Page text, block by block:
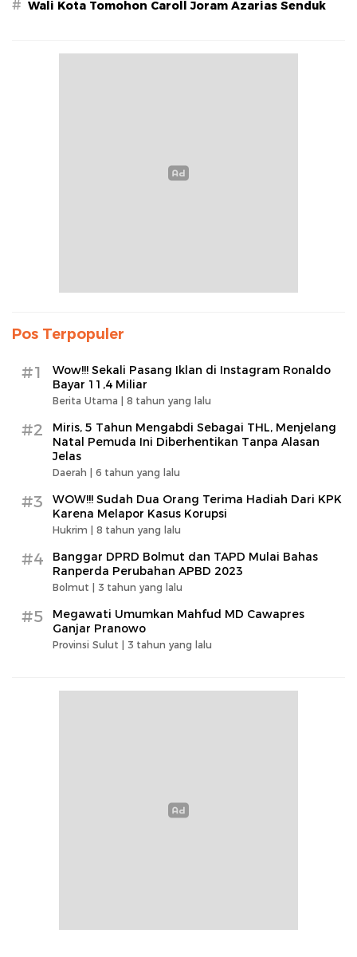
# Wali Kota Tomohon Caroll Joram Azarias Senduk
Pos Terpopuler
#1
Wow!!! Sekali Pasang Iklan di Instagram Ronaldo
Bayar 11,4 Miliar
Berita Utama | 8 tahun yang lalu
#2
Miris, 5 Tahun Mengabdi Sebagai THL, Menjelang
Natal Pemuda Ini Diberhentikan Tanpa Alasan
Jelas
Daerah | 6 tahun yang lalu
#3
WOW!!! Sudah Dua Orang Terima Hadiah Dari KPK
Karena Melapor Kasus Korupsi
Hukrim | 8 tahun yang lalu
#4
Banggar DPRD Bolmut dan TAPD Mulai Bahas
Ranperda Perubahan APBD 2023
Bolmut | 3 tahun yang lalu
#5
Megawati Umumkan Mahfud MD Cawapres
Ganjar Pranowo
Provinsi Sulut | 3 tahun yang lalu